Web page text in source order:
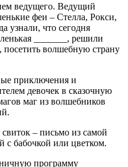
ведущего. Ведущий
феи – Стелла, Рокси,
узнали, что сегодня
_______, решили
посетить волшебную страну
приключения и
девочек в сказочную
маг из волшебников
– письмо из самой
с бабочкой или цветком.